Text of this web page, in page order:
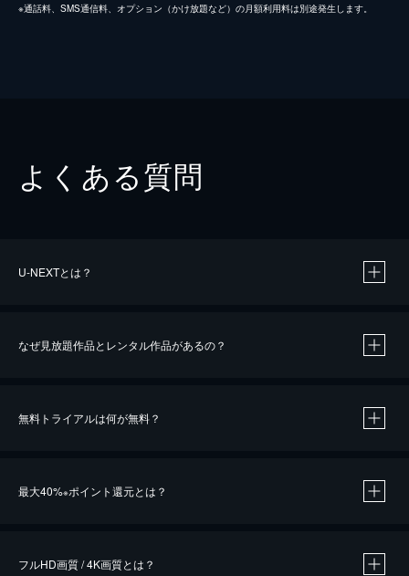
※通話料、SMS通信料、オプション（かけ放題など）の月額利用料は別途発生します。
よくある質問
U-NEXTとは？
なぜ見放題作品とレンタル作品があるの？
無料トライアルは何が無料？
最大40%※ポイント還元とは？
フルHD画質 / 4K画質とは？